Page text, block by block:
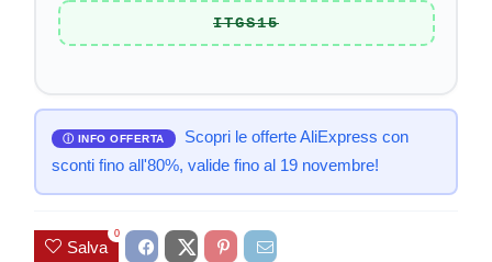
ITGS15
Scopri le offerte AliExpress con
sconti fino all'80%, valide fino al 19 novembre!
Salva
0